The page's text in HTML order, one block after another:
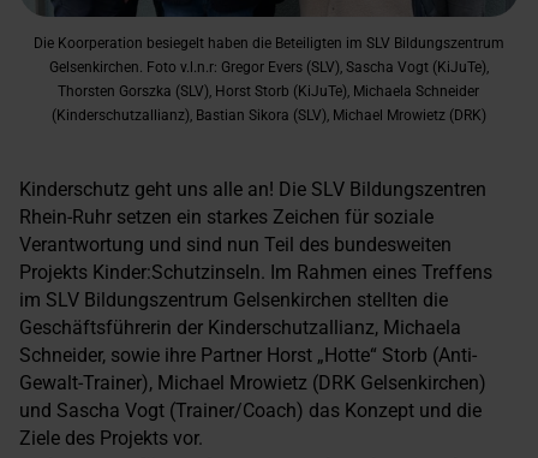
Die Koorperation besiegelt haben die Beteiligten im SLV Bildungszentrum
Gelsenkirchen. Foto v.l.n.r: Gregor Evers (SLV), Sascha Vogt (KiJuTe),
Thorsten Gorszka (SLV), Horst Storb (KiJuTe), Michaela Schneider
(Kinderschutzallianz), Bastian Sikora (SLV), Michael Mrowietz (DRK)
Kinderschutz geht uns alle an! Die SLV Bildungszentren
Rhein-Ruhr setzen ein starkes Zeichen für soziale
Verantwortung und sind nun Teil des bundesweiten
Projekts Kinder:Schutzinseln. Im Rahmen eines Treffens
im SLV Bildungszentrum Gelsenkirchen stellten die
Geschäftsführerin der Kinderschutzallianz, Michaela
Schneider, sowie ihre Partner Horst „Hotte“ Storb (Anti-
Gewalt-Trainer), Michael Mrowietz (DRK Gelsenkirchen)
und Sascha Vogt (Trainer/Coach) das Konzept und die
Ziele des Projekts vor.